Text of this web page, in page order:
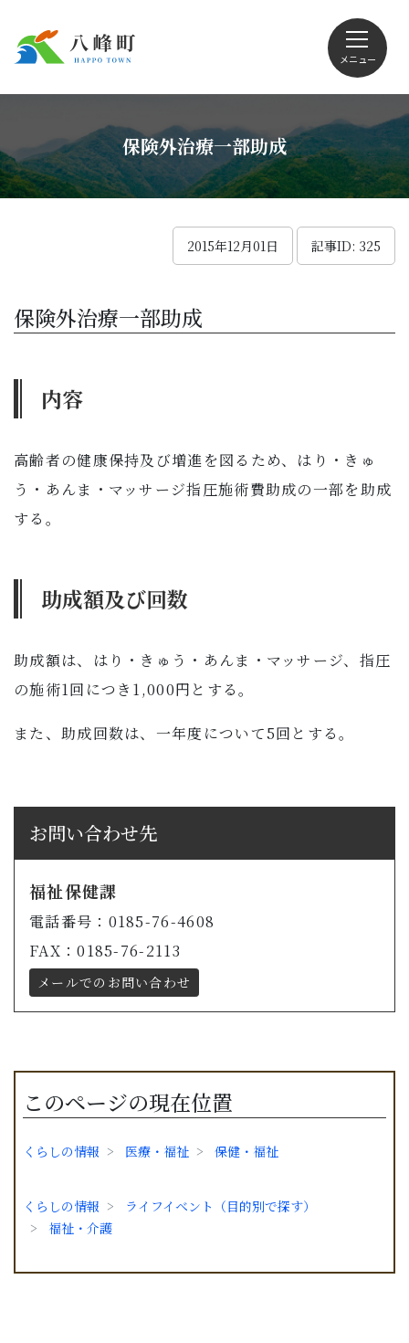
メニュー
Foreign language
くらしの情報
移住・定住
行政情報
保険外治療一部助成
2015年12月01日 記事ID: 325
保険外治療一部助成
内容
高齢者の健康保持及び増進を図るため、はり・きゅ
う・あんま・マッサージ指圧施術費助成の一部を助成
する。
助成額及び回数
助成額は、はり・きゅう・あんま・マッサージ、指圧
の施術1回につき1,000円とする。
また、助成回数は、一年度について5回とする。
お問い合わせ先
福祉保健課
電話番号：0185-76-4608
FAX：0185-76-2113
メールでのお問い合わせ
このページの現在位置
くらしの情報 医療・福祉 保健・福祉
くらしの情報
ライフイベント（目的別で探す）
福祉・介護